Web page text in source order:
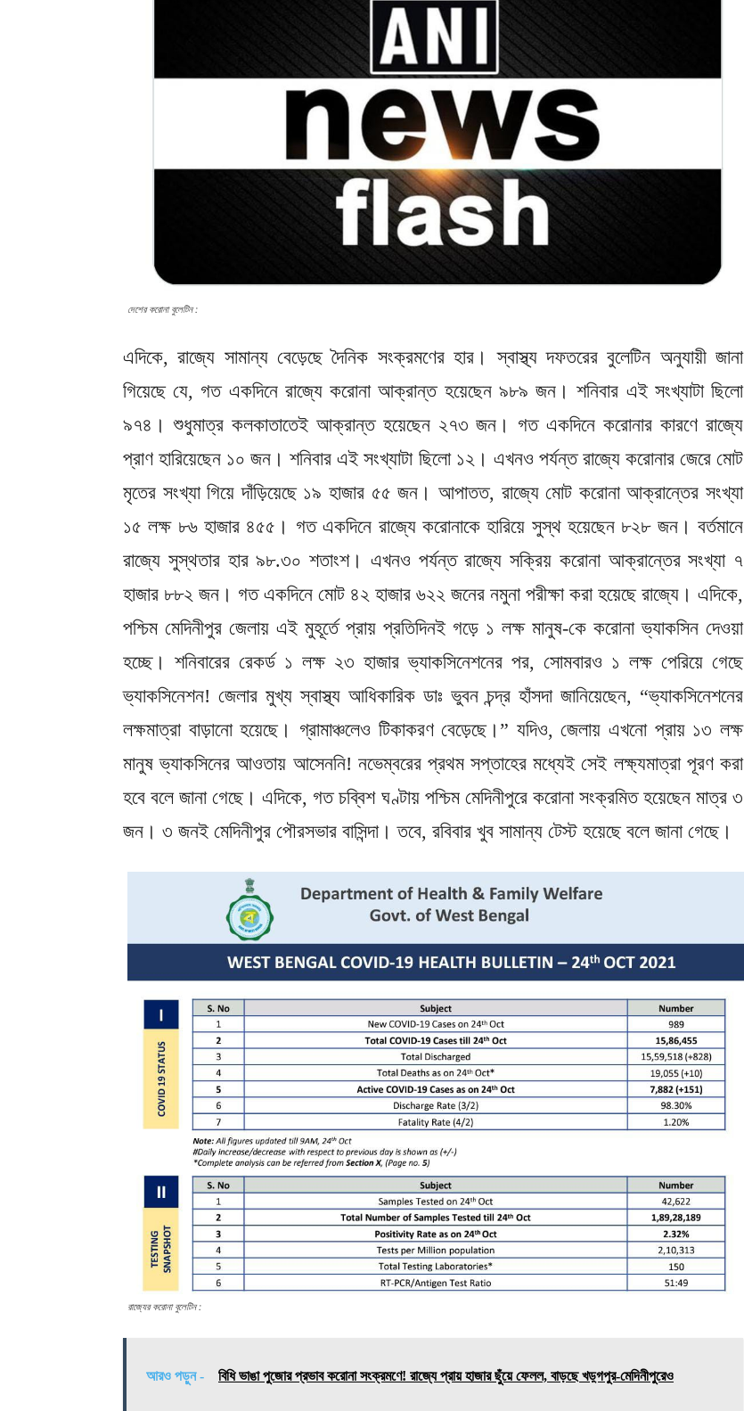
দেশের করোনা বুলেটিন :
এদিকে, রাজ্যে সামান্য বেড়েছে দৈনিক সংক্রমণের হার। স্বাস্থ্য দফতরের বুলেটিন অনুযায়ী জানা
গিয়েছে যে, গত একদিনে রাজ্যে করোনা আক্রান্ত হয়েছেন ৯৮৯ জন। শনিবার এই সংখ্যাটা ছিলো
৯৭৪। শুধুমাত্র কলকাতাতেই আক্রান্ত হয়েছেন ২৭৩ জন। গত একদিনে করোনার কারণে রাজ্যে
প্রাণ হারিয়েছেন ১০ জন। শনিবার এই সংখ্যাটা ছিলো ১২। এখনও পর্যন্ত রাজ্যে করোনার জেরে মোট
মৃতের সংখ্যা গিয়ে দাঁড়িয়েছে ১৯ হাজার ৫৫ জন। আপাতত, রাজ্যে মোট করোনা আক্রান্তের সংখ্যা
১৫ লক্ষ ৮৬ হাজার ৪৫৫। গত একদিনে রাজ্যে করোনাকে হারিয়ে সুস্থ হয়েছেন ৮২৮ জন। বর্তমানে
রাজ্যে সুস্থতার হার ৯৮.৩০ শতাংশ। এখনও পর্যন্ত রাজ্যে সক্রিয় করোনা আক্রান্তের সংখ্যা ৭
হাজার ৮৮২ জন। গত একদিনে মোট ৪২ হাজার ৬২২ জনের নমুনা পরীক্ষা করা হয়েছে রাজ্যে। এদিকে,
পশ্চিম মেদিনীপুর জেলায় এই মুহূর্তে প্রায় প্রতিদিনই গড়ে ১ লক্ষ মানুষ-কে করোনা ভ্যাকসিন দেওয়া
হচ্ছে। শনিবারের রেকর্ড ১ লক্ষ ২৩ হাজার ভ্যাকসিনেশনের পর, সোমবারও ১ লক্ষ পেরিয়ে গেছে
ভ্যাকসিনেশন! জেলার মুখ্য স্বাস্থ্য আধিকারিক ডাঃ ভুবন চন্দ্র হাঁসদা জানিয়েছেন, “ভ্যাকসিনেশনের
লক্ষমাত্রা বাড়ানো হয়েছে। গ্রামাঞ্চলেও টিকাকরণ বেড়েছে।” যদিও, জেলায় এখনো প্রায় ১৩ লক্ষ
মানুষ ভ্যাকসিনের আওতায় আসেননি! নভেম্বরের প্রথম সপ্তাহের মধ্যেই সেই লক্ষ্যমাত্রা পূরণ করা
হবে বলে জানা গেছে। এদিকে, গত চব্বিশ ঘণ্টায় পশ্চিম মেদিনীপুরে করোনা সংক্রমিত হয়েছেন মাত্র ৩
জন। ৩ জনই মেদিনীপুর পৌরসভার বাসিন্দা। তবে, রবিবার খুব সামান্য টেস্ট হয়েছে বলে জানা গেছে।
রাজ্যের করোনা বুলেটিন :
আরও পড়ুন - বিধি ভাঙা পুজোর প্রভাব করোনা সংক্রমণে! রাজ্যে প্রায় হাজার ছুঁয়ে ফেলল, বাড়ছে খড়্গপুর-মেদিনীপুরেও